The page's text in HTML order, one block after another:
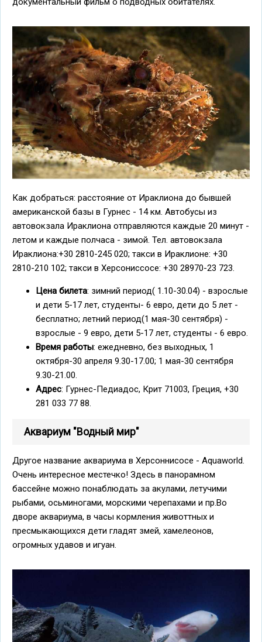
Как добраться: расстояние от Ираклиона до бывшей
американской базы в Гурнес - 14 км. Автобусы из
автовокзала Ираклиона отправляются каждые 20 минут -
летом и каждые полчаса - зимой. Тел. автовокзала
Ираклиона:+30 2810-245 020; такси в Ираклионе: +30
2810-210 102; такси в Херсониссосе: +30 28970-23 723.
Цена билета: зимний период( 1.10-30.04) - взрослые
и дети 5-17 лет, студенты- 6 евро, дети до 5 лет -
бесплатно; летний период(1 мая-30 сентября) -
взрослые - 9 евро, дети 5-17 лет, студенты - 6 евро.
Время работы: ежедневно, без выходных, 1
октября-30 апреля 9.30-17.00; 1 мая-30 сентября
9.30-21.00.
Адрес: Гурнес-Педиадос, Крит 71003, Греция, +30
281 033 77 88.
Аквариум "Водный мир"
Другое название аквариума в Херсоннисосе - Aquaworld.
Очень интересное местечко! Здесь в панорамном
бассейне можно понаблюдать за акулами, летучими
рыбами, осьминогами, морскими черепахами и пр.Во
дворе аквариума, в часы кормления животтных и
пресмыкающихся дети гладят змей, хамелеонов,
огромных удавов и игуан.